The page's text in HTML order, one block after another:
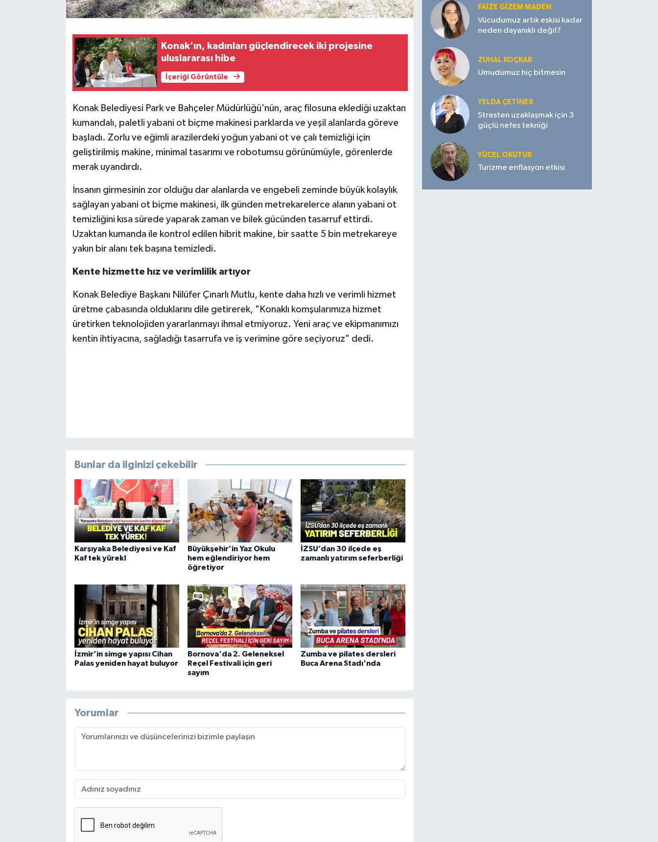
Konak'ın, kadınları güçlendirecek iki projesine
uluslararası hibe
İçeriği Görüntüle
Konak Belediyesi Park ve Bahçeler Müdürlüğü'nün, araç filosuna eklediği uzaktan
kumandalı, paletli yabani ot biçme makinesi parklarda ve yeşil alanlarda göreve
başladı. Zorlu ve eğimli arazilerdeki yoğun yabani ot ve çalı temizliği için
geliştirilmiş makine, minimal tasarımı ve robotumsu görünümüyle, görenlerde
merak uyandırdı.
İnsanın girmesinin zor olduğu dar alanlarda ve engebeli zeminde büyük kolaylık
sağlayan yabani ot biçme makinesi, ilk günden metrekarelerce alanın yabani ot
temizliğini kısa sürede yaparak zaman ve bilek gücünden tasarruf ettirdi.
Uzaktan kumanda ile kontrol edilen hibrit makine, bir saatte 5 bin metrekareye
yakın bir alanı tek başına temizledi.
Kente hizmette hız ve verimlilik artıyor
Konak Belediye Başkanı Nilüfer Çınarlı Mutlu, kente daha hızlı ve verimli hizmet
üretme çabasında olduklarını dile getirerek, "Konaklı komşularımıza hizmet
üretirken teknolojiden yararlanmayı ihmal etmiyoruz. Yeni araç ve ekipmanımızı
kentin ihtiyacına, sağladığı tasarrufa ve iş verimine göre seçiyoruz" dedi.
Bunlar da ilginizi çekebilir
Karşıyaka Belediyesi ve Kaf
Kaf tek yürek!
Büyükşehir’in Yaz Okulu
hem eğlendiriyor hem
öğretiyor
İZSU’dan 30 ilçede eş
zamanlı yatırım seferberliği
İzmir’in simge yapısı Cihan
Palas yeniden hayat buluyor
Bornova'da 2. Geleneksel
Reçel Festivali için geri
sayım
Zumba ve pilates dersleri
Buca Arena Stadı'nda
Yorumlar
FAIZE GIZEM MADEN
Vücudumuz artık eskisi kadar
neden dayanıklı değil?
ZUHAL KOÇKAR
Umudumuz hiç bitmesin
YELDA ÇETİNER
Stresten uzaklaşmak için 3
güçlü nefes tekniği
YÜCEL OKUTUR
Turizme enflasyon etkisi